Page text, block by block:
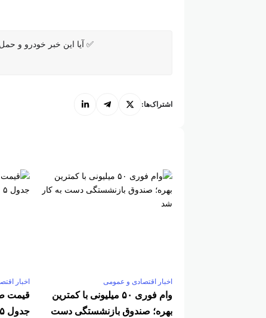
✅ آیا این خبر خودرو و
اشتراک‌ها:
اخبار اقتصادی و عمومی
وام فوری ۵۰ میلیونی با کمترین
بهره؛ صندوق بازنشستگی دست
اخبار
قیمت
جدول ۵ مهر